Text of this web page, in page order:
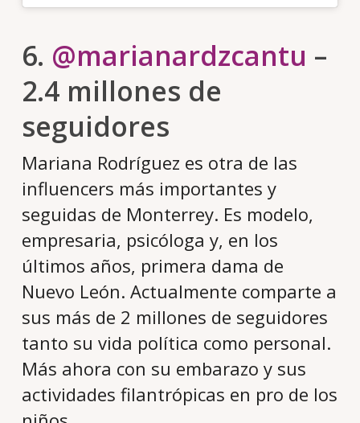
6. @marianardzcantu –
2.4 millones de
seguidores
Mariana Rodríguez es otra de las
influencers más importantes y
seguidas de Monterrey. Es modelo,
empresaria, psicóloga y, en los
últimos años, primera dama de
Nuevo León. Actualmente comparte a
sus más de 2 millones de seguidores
tanto su vida política como personal.
Más ahora con su embarazo y sus
actividades filantrópicas en pro de los